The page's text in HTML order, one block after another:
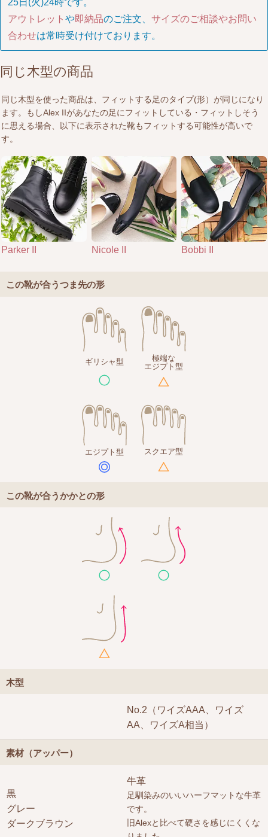
25日(火)24時です。
アウトレット や即納品のご注文、 サイズのご相談やお問い
合わせは常時受け付けております。
同じ木型の商品
同じ木型を使った商品は、フィットする足のタイプ(形）が同じになり
ます。もしAlex IIがあなたの足にフィットしている・フィットしそう
に思える場合、以下に表示された靴もフィットする可能性が高いで
す。
Parker II Nicole II Bobbi II
この靴が合うつま先の形
ギリシャ型
極端な
エジプト型
エジプト型 スクエア型
この靴が合うかかとの形
木型
No.2（ワイズAAA、ワイズ
AA、ワイズA相当）
素材（アッパー）
黒
グレー
ダークブラウン
牛革
足馴染みのいいハーフマットな牛革
です。
旧Alexと比べて硬さを感じにくくな